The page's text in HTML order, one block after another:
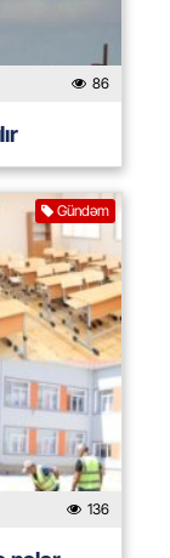
86
Gündəm
136